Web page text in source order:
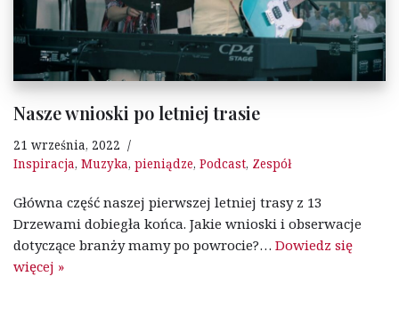
Nasze wnioski po letniej trasie
21 września, 2022
Inspiracja, Muzyka, pieniądze, Podcast, Zespół
Główna część naszej pierwszej letniej trasy z 13
Drzewami dobiegła końca. Jakie wnioski i obserwacje
dotyczące branży mamy po powrocie?… Dowiedz się
więcej »